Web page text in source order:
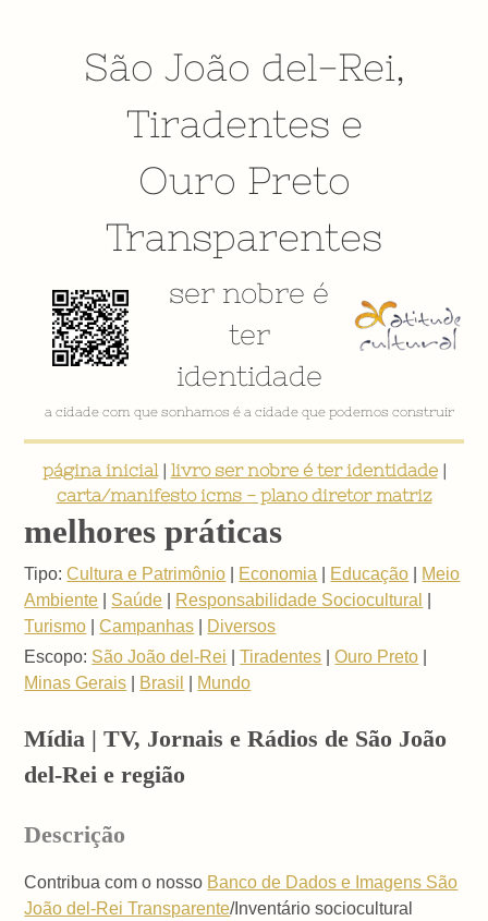
São João del-Rei,
Tiradentes e
Ouro Preto
Transparentes
ser nobre é
ter
identidade
a cidade com que sonhamos é a cidade que podemos construir
página inicial| livro ser nobre é ter identidade|
carta/manifesto icms - plano diretor matriz
melhores práticas
Tipo: Cultura e Patrimônio Economia Educação
Meio
Ambiente
Saúde Responsabilidade Sociocultural
Turismo |Campanhas
Diversos
Escopo: São João del-Rei |Tiradentes |Ouro Preto
Minas Gerais
Brasil Mundo
Mídia | TV, Jornais e Rádios de São João
del-Rei e região
Descrição
Contribua com o nosso Banco de Dados e Imagens São
João del-Rei Transparente/Inventário sociocultural